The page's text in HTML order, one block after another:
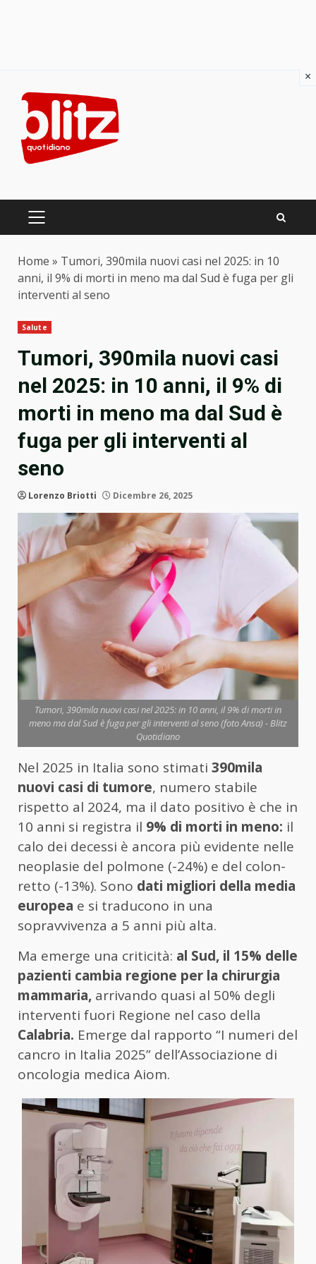
content
PRIMARY
Home » Tumori, 390mila nuovi casi nel 2025: in 10
anni, il 9% di morti in meno ma dal Sud è fuga per gli
interventi al seno
Salute
Tumori, 390mila nuovi casi
nel 2025: in 10 anni, il 9% di
morti in meno ma dal Sud è
fuga per gli interventi al
seno
Lorenzo Briotti Dicembre 26, 2025
Tumori, 390mila nuovi casi nel 2025: in 10 anni, il 9% di morti in
meno ma dal Sud è fuga per gli interventi al seno (foto Ansa) - Blitz
Quotidiano
Nel 2025 in Italia sono stimati 390mila
nuovi casi di tumore, numero stabile
rispetto al 2024, ma il dato positivo è che in
10 anni si registra il 9% di morti in meno: il
calo dei decessi è ancora più evidente nelle
neoplasie del polmone (-24%) e del colon-
retto (-13%). Sono dati migliori della media
europea e si traducono in una
sopravvivenza a 5 anni più alta.
Ma emerge una criticità: al Sud, il 15% delle
pazienti cambia regione per la chirurgia
mammaria, arrivando quasi al 50% degli
interventi fuori Regione nel caso della
Calabria. Emerge dal rapporto “I numeri del
cancro in Italia 2025” dell’Associazione di
oncologia medica Aiom.
×